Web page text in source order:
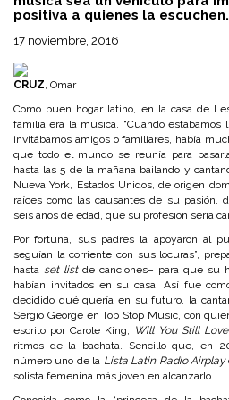
positiva a quienes la escuchen.
17 noviembre, 2016
CRUZ, Omar
Como buen hogar latino, en la casa de
familia era la música. “Cuando estábamos
invitábamos amigos o familiares, había
que todo el mundo se reunía para
hasta las 5 de la mañana bailando y
Nueva York, Estados Unidos, de origen
raíces como las causantes de su pasión,
seis años de edad, que su profesión sería
Por fortuna, sus padres la apoyaron al
seguían la corriente con sus locuras”,
hasta set listde canciones– para que su
habían invitados en su casa. Así fue
decidido qué quería en su futuro, la
Sergio George en Top Stop Music, con
escrito por Carole King, Will You Still
ritmos de la bachata. Sencillo que, en
número uno de la Lista Latin Radio Airplay
solista femenina más joven en alcanzarlo.